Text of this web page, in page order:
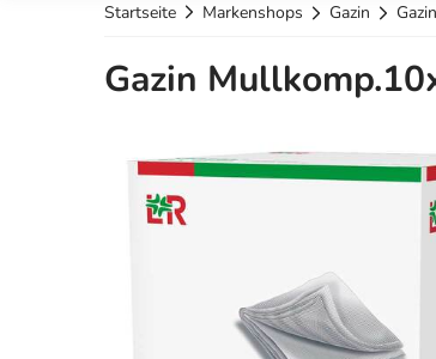
Startseite Markenshops Gazin
Gazin